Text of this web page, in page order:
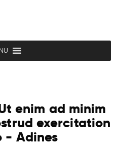
enim ad minim
exercitation
- Adines